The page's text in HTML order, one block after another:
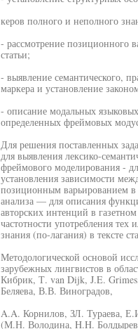
керов полного и неполного
- рассмотрение позиционного
статьи;
- выявление семантического,
маркера и установление
- описание модальных
определенных фреймовых
Для решения поставленных
для выявления лексико-
фреймового моделирования -
установления зависимости
позиционным варьированием в
анализа — для описания
авторских интенций в
частотности употребления
знания (по-лагания) в тексте
Методологической основой
зарубежных лингвистов в
Кибрик, Т. van Dijk, J.E.
Беляева, В.В. Виноградов,
A.A. Корнилов, ЗЛ. Тураева,
(М.Н. Володина, H.H.